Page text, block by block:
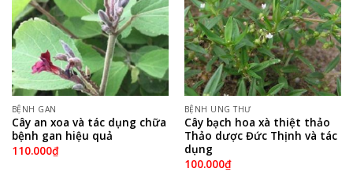
BỆNH GAN
Cây an xoa và tác dụng chữa
bệnh gan hiệu quả
110.000₫
BỆNH UNG THƯ
Cây bạch hoa xà thiệt thảo
Thảo dược Đức Thịnh và tác
dụng
100.000₫